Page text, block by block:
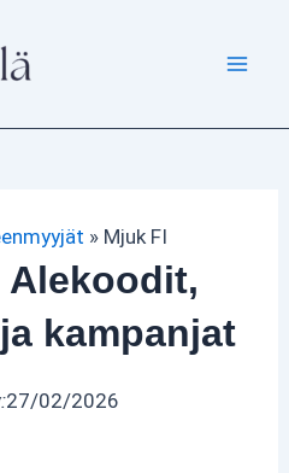
» Mjuk FI
Alekoodit,
kampanjat
27/02/2026